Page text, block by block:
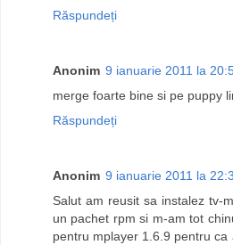
Răspundeți
Anonim 9 ianuarie 2011 la
merge foarte bine si pe puppy
Răspundeți
Anonim 9 ianuarie 2011 la
Salut am reusit sa instalez tv-
un pachet rpm si m-am tot
pentru mplayer 1.6.9 pentru